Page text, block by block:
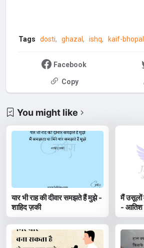
Tags dosti ghazal ishq kaif-
Facebook
Copy
You might like
यार भी राह की दीवार समझते हैं मुझे -
शाहिद ज़की
मैं उसूलों
- आतिश